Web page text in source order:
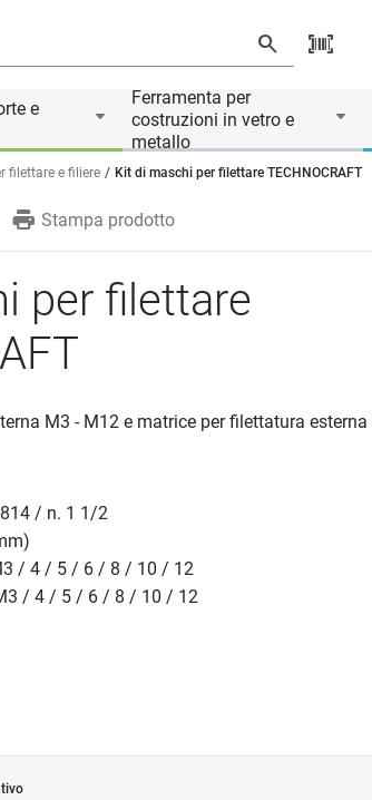
e
Ferramenta per
costruzioni in vetro e
metallo
filettare e filiere Kit di maschi per filettare TECHNOCRAFT
Stampa prodotto
per filettare
M3 - M12 e matrice per filettatura
/ n. 1 1/2
/ 4 / 5 / 6 / 8 / 10 / 12
/ 4 / 5 / 6 / 8 / 10 / 12